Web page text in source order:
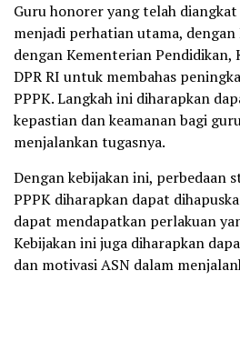
Guru honorer yang telah
menjadi perhatian utama, dengan
dengan Kementerian Pendidikan,
DPR RI untuk membahas
PPPK. Langkah ini diharapkan
kepastian dan keamanan bagi
menjalankan tugasnya.
Dengan kebijakan ini, perbedaan
PPPK diharapkan dapat
dapat mendapatkan perlakuan
Kebijakan ini juga diharapkan
dan motivasi ASN dalam